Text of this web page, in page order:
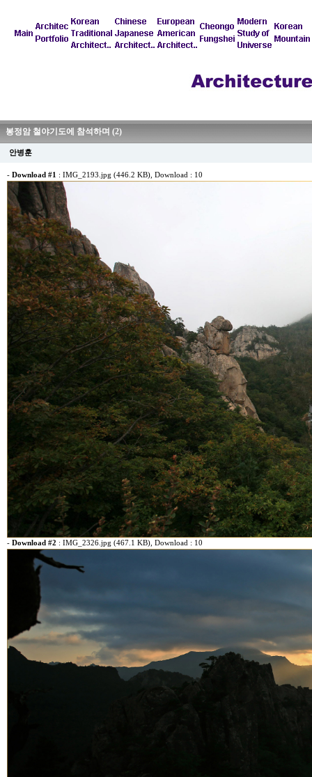
봉정암 철야기도에 참석하며 (2)
안병훈
- Download #1 : IMG_2193.jpg (446.2 KB) , Download : 10
- Download #2 : IMG_2326.jpg (467.1 KB) , Download : 10